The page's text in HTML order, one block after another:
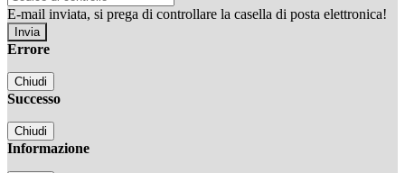
E-mail inviata, si prega di controllare la casella di posta elettronica!
Errore
Chiudi
Successo
Chiudi
Informazione